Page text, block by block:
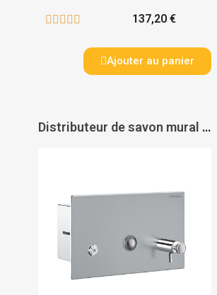
     137,20 €
Ajouter au panier
Distributeur de savon mural encastable - DELABIE